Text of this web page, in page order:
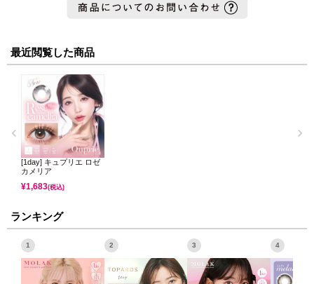
最近閲覧した商品
[1day] キュプリエ ロゼ
カメリア
¥1,683(税込)
ランキング
1 2 3 4